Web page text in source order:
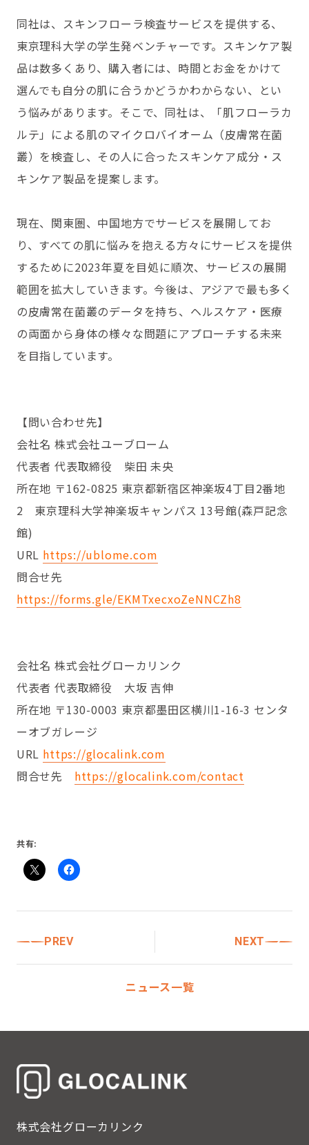
同社は、スキンフローラ検査サービスを提供する、
東京理科大学の学生発ベンチャーです。スキンケア製
品は数多くあり、購入者には、時間とお金をかけて
選んでも自分の肌に合うかどうかわからない、とい
う悩みがあります。そこで、同社は、「肌フローラカ
ルテ」による肌のマイクロバイオーム（皮膚常在菌
叢）を検査し、その人に合ったスキンケア成分・ス
キンケア製品を提案します。
現在、関東圏、中国地方でサービスを展開してお
り、すべての肌に悩みを抱える方々にサービスを提供
するために2023年夏を目処に順次、サービスの展開
範囲を拡大していきます。今後は、アジアで最も多く
の皮膚常在菌叢のデータを持ち、ヘルスケア・医療
の両面から身体の様々な問題にアプローチする未来
を目指しています。
【問い合わせ先】
会社名 株式会社ユーブローム
代表者 代表取締役 柴田 未央
所在地 〒162-0825 東京都新宿区神楽坂4丁目2番地
2 東京理科大学神楽坂キャンパス 13号館(森戸記念
館)
URL https://ublome.com
問合せ先
https://forms.gle/EKMTxecxoZeNNCZh8
会社名 株式会社グローカリンク
代表者 代表取締役 大坂 吉伸
所在地 〒130-0003 東京都墨田区横川1-16-3 センタ
ーオブガレージ
URL https://glocalink.com
問合せ先 https://glocalink.com/contact
共有:
PREV NEXT
ニュース一覧
株式会社グローカリンク